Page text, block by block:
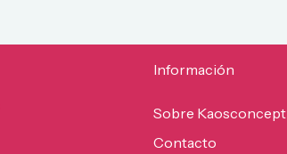
Información
Sobre Kaosconcept
Contacto